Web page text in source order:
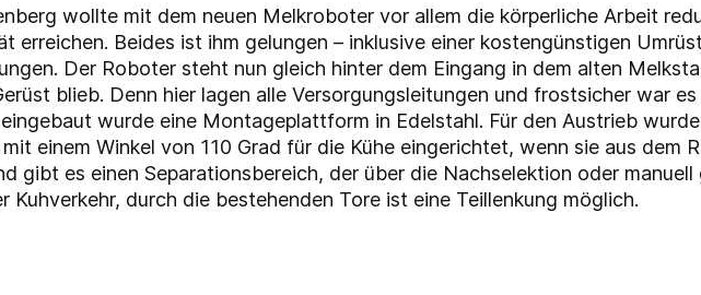
wollte mit dem neuen Melkroboter vor allem die körperliche Arbeit
erreichen. Beides ist ihm gelungen – inklusive einer kostengünstigen
Der Roboter steht nun gleich hinter dem Eingang in dem alten
blieb. Denn hier lagen alle Versorgungsleitungen und frostsicher war
wurde eine Montageplattform in Edelstahl. Für den Austrieb
einem Winkel von 110 Grad für die Kühe eingerichtet, wenn sie aus dem
gibt es einen Separationsbereich, der über die Nachselektion oder
Kuhverkehr, durch die bestehenden Tore ist eine Teillenkung möglich.